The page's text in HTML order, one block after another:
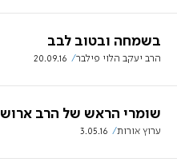
בשמחה ובטוב לבב
הרב יעקב הלוי פילבר 20.09.16
שומרי הראש של הרב ארוש
ערוץ אורות 3.05.16